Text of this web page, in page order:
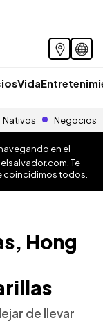
Vida
Nativos Negocios
en el
elsalvador.com . Te
coincidimos todos.
Hong
de llevar